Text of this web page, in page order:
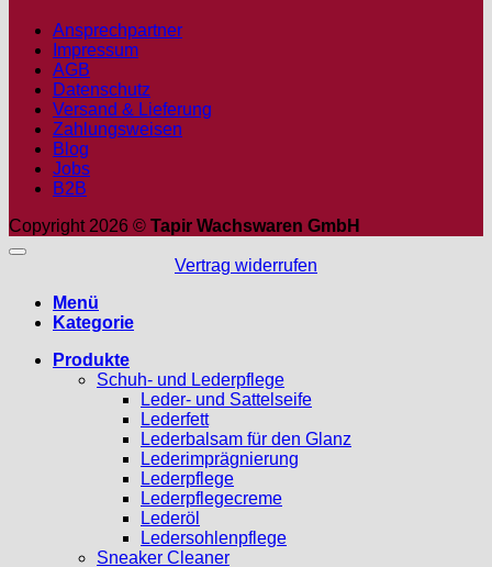
Ansprechpartner
Impressum
AGB
Datenschutz
Versand & Lieferung
Zahlungsweisen
Blog
Jobs
B2B
Copyright 2026 © Tapir Wachswaren GmbH
Vertrag widerrufen
Menü
Kategorie
Produkte
Schuh- und Lederpflege
Leder- und Sattelseife
Lederfett
Lederbalsam für den Glanz
Lederimprägnierung
Lederpflege
Lederpflegecreme
Lederöl
Ledersohlenpflege
Sneaker Cleaner